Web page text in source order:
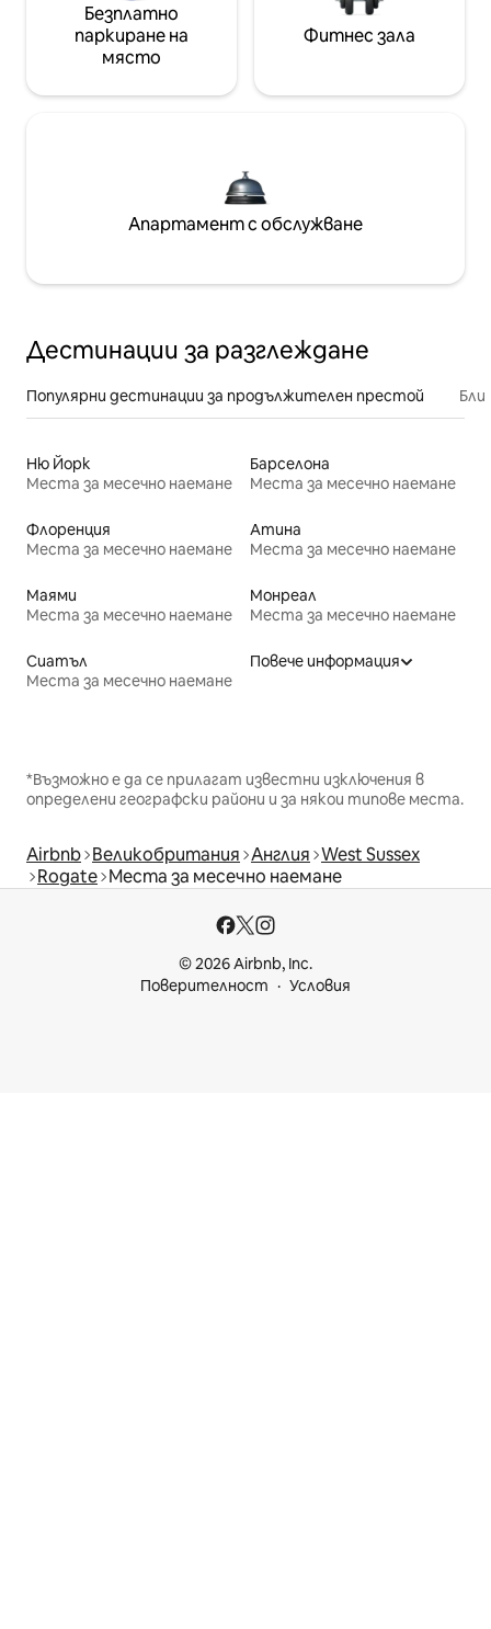
Безплатно
паркиране на
място
Фитнес зала
Апартамент с обслужване
Дестинации за разглеждане
Популярни дестинации за продължителен престой
Ню Йорк
Места за месечно наемане
Барселона
Места за месечно наемане
Флоренция
Места за месечно наемане
Атина
Места за месечно наемане
Маями
Места за месечно наемане
Монреал
Места за месечно наемане
Сиатъл
Места за месечно наемане
Повече информация
*Възможно е да се прилагат известни изключения в
определени географски райони и за някои типове места.
Airbnb Великобритания Англия West Sussex
Rogate Места за месечно наемане
© 2026 Airbnb, Inc.
Поверителност
Условия